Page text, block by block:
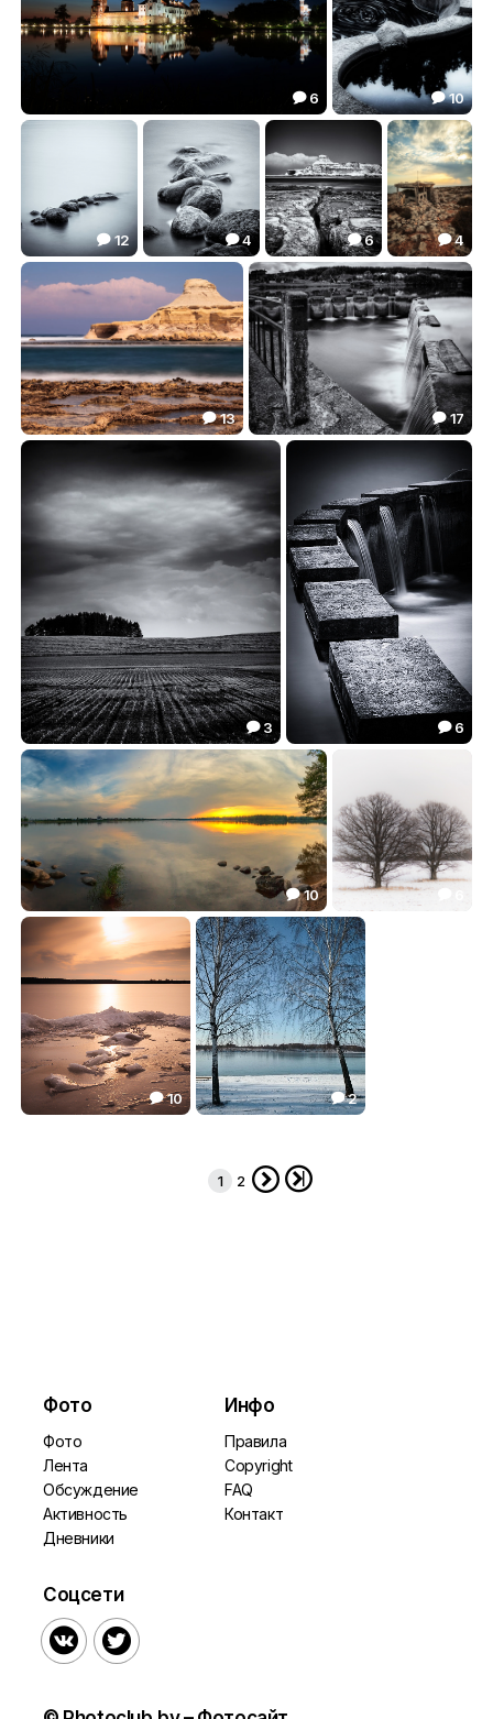
Мирский после заката.
 6
S
36.52
 10
Без названия
27.01
 12
***
16.97
 4
***
16.86
 6
***
12.19
 4
***
 13
***
 17
Без названия
14.10
 3
***
20.21
 6
***
16.31
 10
_|___|_
17.41
 10
 2
1 2  
Фото
Фото
Лента
Обсуждение
Активность
Дневники
Инфо
Правила
Copyright
FAQ
Контакт
Соцсети
 